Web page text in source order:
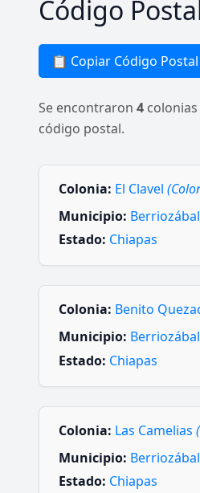
Código
📋 Copiar Código Postal
Se encontraron 4
código postal.
Colonia: El Clavel
Municipio: Berriozábal
Estado: Chiapas
Colonia: Benito
Municipio: Berriozábal
Estado: Chiapas
Colonia: Las Camelias
Municipio: Berriozábal
Estado: Chiapas